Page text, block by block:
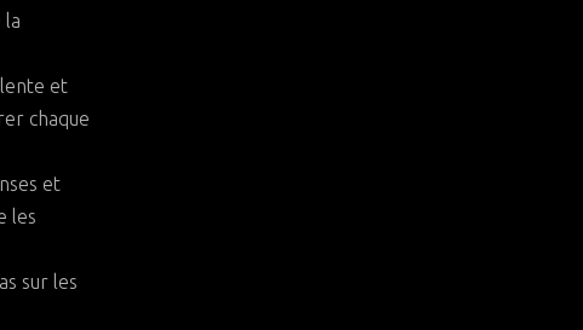
la
et
chaque
et
les
sur les